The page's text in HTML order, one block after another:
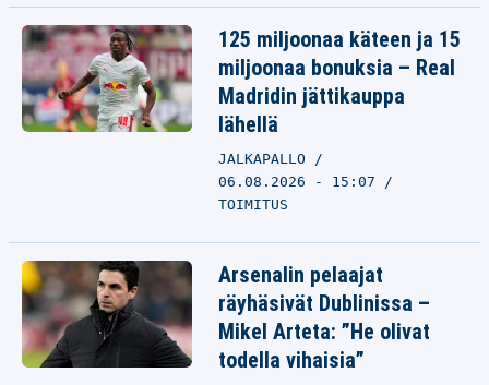
125 miljoonaa käteen ja 15
miljoonaa bonuksia – Real
Madridin jättikauppa
lähellä
JALKAPALLO
06.08.2026 - 15:07
TOIMITUS
Arsenalin pelaajat
räyhäsivät Dublinissa –
Mikel Arteta: ”He olivat
todella vihaisia”